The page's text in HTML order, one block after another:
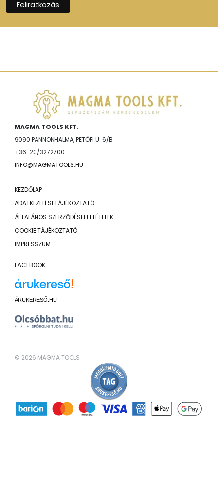
MAGMA TOOLS KFT.
9090 PANNONHALMA, PETŐFI U. 6/B
+36-20/3272700
INFO@MAGMATOOLS.HU
KEZDŐLAP
ADATKEZELÉSI TÁJÉKOZTATÓ
ÁLTALÁNOS SZERZŐDÉSI FELTÉTELEK
COOKIE TÁJÉKOZTATÓ
IMPRESSZUM
FACEBOOK
ÁRUKERESŐ.HU
© 2026 MAGMA TOOLS